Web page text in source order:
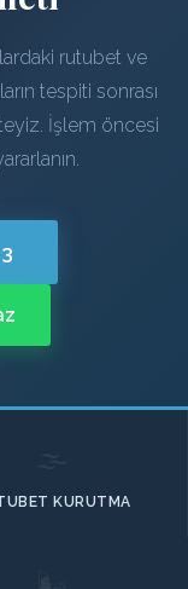
rutubet ve
tespiti sonrası
İşlem öncesi
KURUTMA